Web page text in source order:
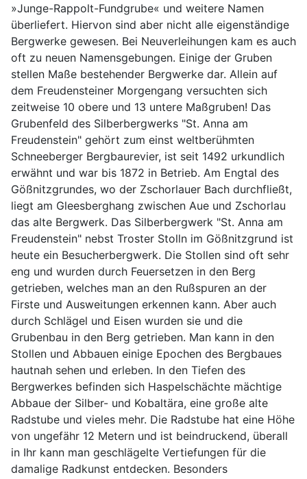
»Junge-Rappolt-Fundgrube« und weitere Namen
überliefert. Hiervon sind aber nicht alle eigenständige
Bergwerke gewesen. Bei Neuverleihungen kam es auch
oft zu neuen Namensgebungen. Einige der Gruben
stellen Maße bestehender Bergwerke dar. Allein auf
dem Freudensteiner Morgengang versuchten sich
zeitweise 10 obere und 13 untere Maßgruben! Das
Grubenfeld des Silberbergwerks "St. Anna am
Freudenstein" gehört zum einst weltberühmten
Schneeberger Bergbaurevier, ist seit 1492 urkundlich
erwähnt und war bis 1872 in Betrieb. Am Engtal des
Gößnitzgrundes, wo der Zschorlauer Bach durchfließt,
liegt am Gleesberghang zwischen Aue und Zschorlau
das alte Bergwerk. Das Silberbergwerk "St. Anna am
Freudenstein" nebst Troster Stolln im Gößnitzgrund ist
heute ein Besucherbergwerk. Die Stollen sind oft sehr
eng und wurden durch Feuersetzen in den Berg
getrieben, welches man an den Rußspuren an der
Firste und Ausweitungen erkennen kann. Aber auch
durch Schlägel und Eisen wurden sie und die
Grubenbau in den Berg getrieben. Man kann in den
Stollen und Abbauen einige Epochen des Bergbaues
hautnah sehen und erleben. In den Tiefen des
Bergwerkes befinden sich Haspelschächte mächtige
Abbaue der Silber- und Kobaltära, eine große alte
Radstube und vieles mehr. Die Radstube hat eine Höhe
von ungefähr 12 Metern und ist beindruckend, überall
in Ihr kann man geschlägelte Vertiefungen für die
damalige Radkunst entdecken. Besonders